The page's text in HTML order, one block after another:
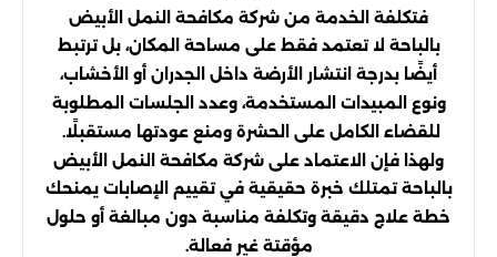
فتكلفة الخدمة من شركة مكافحة النمل الأبيض
بالباحة لا تعتمد فقط على مساحة المكان، بل ترتبط
أيضًا بدرجة انتشار الأرضة داخل الجدران أو الأخشاب،
ونوع المبيدات المستخدمة، وعدد الجلسات المطلوبة
للقضاء الكامل على الحشرة ومنع عودتها مستقبلًا.
ولهذا فإن الاعتماد على شركة مكافحة النمل الأبيض
بالباحة تمتلك خبرة حقيقية في تقييم الإصابات يمنحك
خطة علاج دقيقة وتكلفة مناسبة دون مبالغة أو حلول
مؤقتة غير فعالة.